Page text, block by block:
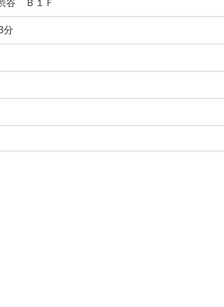
谷 Ｂ１Ｆ
分